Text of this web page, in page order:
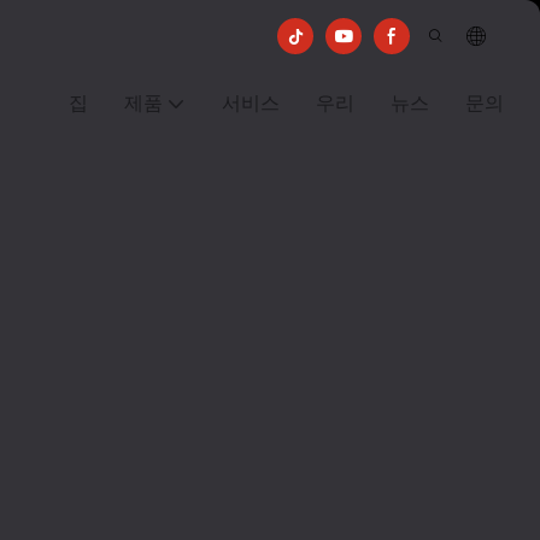
집 제품 서비스 우리 뉴스 문의